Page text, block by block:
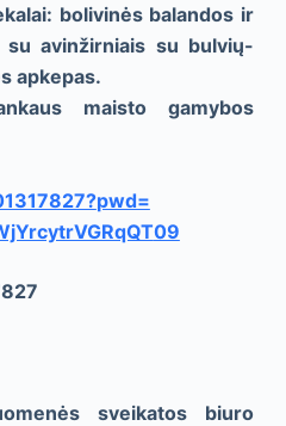
bolivinės balandos ir
avinžirniais su bulvių-
apkepas.
maisto gamybos
pwd=
09
sveikatos biuro